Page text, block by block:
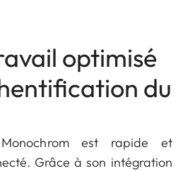
optimisé
du
est rapide et
Grâce à son intégration